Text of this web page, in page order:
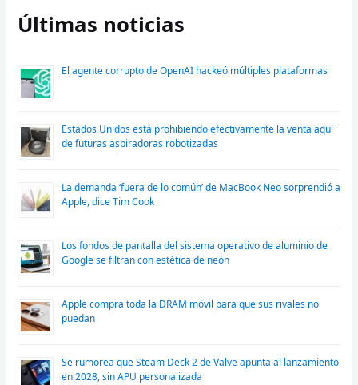
Últimas noticias
El agente corrupto de OpenAI hackeó múltiples plataformas
Estados Unidos está prohibiendo efectivamente la venta aquí
de futuras aspiradoras robotizadas
La demanda ‘fuera de lo común’ de MacBook Neo sorprendió a
Apple, dice Tim Cook
Los fondos de pantalla del sistema operativo de aluminio de
Google se filtran con estética de neón
Apple compra toda la DRAM móvil para que sus rivales no
puedan
Se rumorea que Steam Deck 2 de Valve apunta al lanzamiento
en 2028, sin APU personalizada